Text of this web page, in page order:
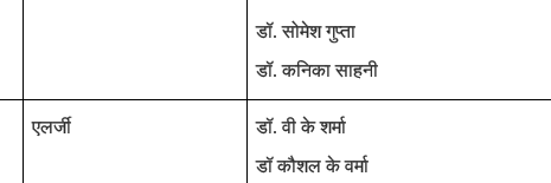
डॉ. सोमेश गुप्ता
डॉ. कनिका साहनी
एलर्जी
डॉ. वी के शर्मा
डॉ कौशल के वर्मा